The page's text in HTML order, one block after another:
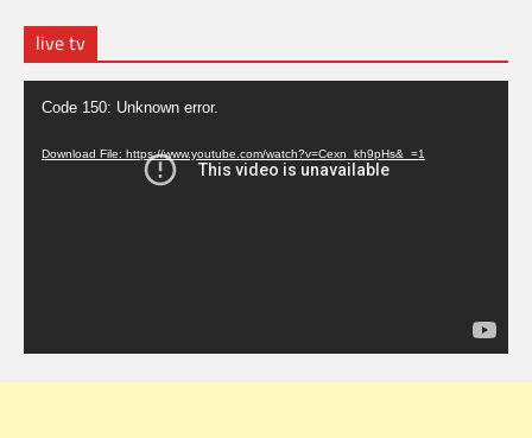
live tv
Video
Player
Code 150: Unknown error.
Download File: https://www.youtube.com/watch?v=Cexn_kh9pHs&_=1